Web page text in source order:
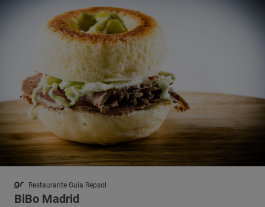
Restaurante Guía Repsol
BiBo Madrid